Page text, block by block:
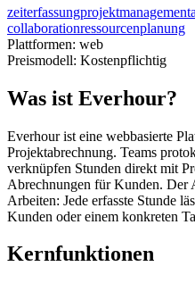
zeiterfassungprojektmanagement
collaborationressourcenplanung
Plattformen: web
Preismodell: Kostenpflichtig
Was ist Everhour?
Everhour ist eine webbasierte
Projektabrechnung. Teams
verknüpfen Stunden direkt mit
Abrechnungen für Kunden. Der
Arbeiten: Jede erfasste Stunde
Kunden oder einem konkreten
Kernfunktionen